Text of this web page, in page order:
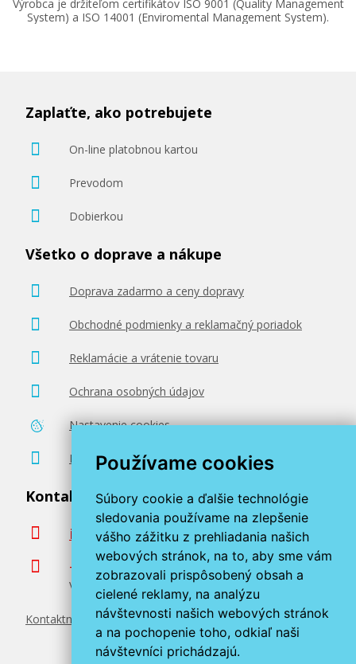
Používame cookies
Súbory cookie a ďalšie technológie
sledovania používame na zlepšenie
vášho zážitku z prehliadania našich
webových stránok, na to, aby sme vám
zobrazovali prispôsobený obsah a
cielené reklamy, na analýzu
návštevnosti našich webových stránok
a na pochopenie toho, odkiaľ naši
návštevníci prichádzajú.
Pridať do košíka
modrá)
13,90 €
Pridať do košíka
(Purpurová)
13,90 €
Pridať do košíka
Originálna náplň Canon CLI-581 C
Výrobca je držiteľom certifikátov ISO 9001 (Quality Management
System) a ISO 14001 (Enviromental Management System).
Zaplaťte, ako potrebujete
On-line platobnou kartou
Prevodom
Dobierkou
Všetko o doprave a nákupe
Doprava zadarmo a ceny dopravy
Obchodné podmienky a reklamačný poriadok
Reklamácie a vrátenie tovaru
Ochrana osobných údajov
Nastavenie cookies
Poradenstvo zadarmo
Kontaktujte nás
info@miroluk.sk
+420 377 222 313
Volajte v pracovné dni od 8. do 17. hod.
Kontaktné údaje